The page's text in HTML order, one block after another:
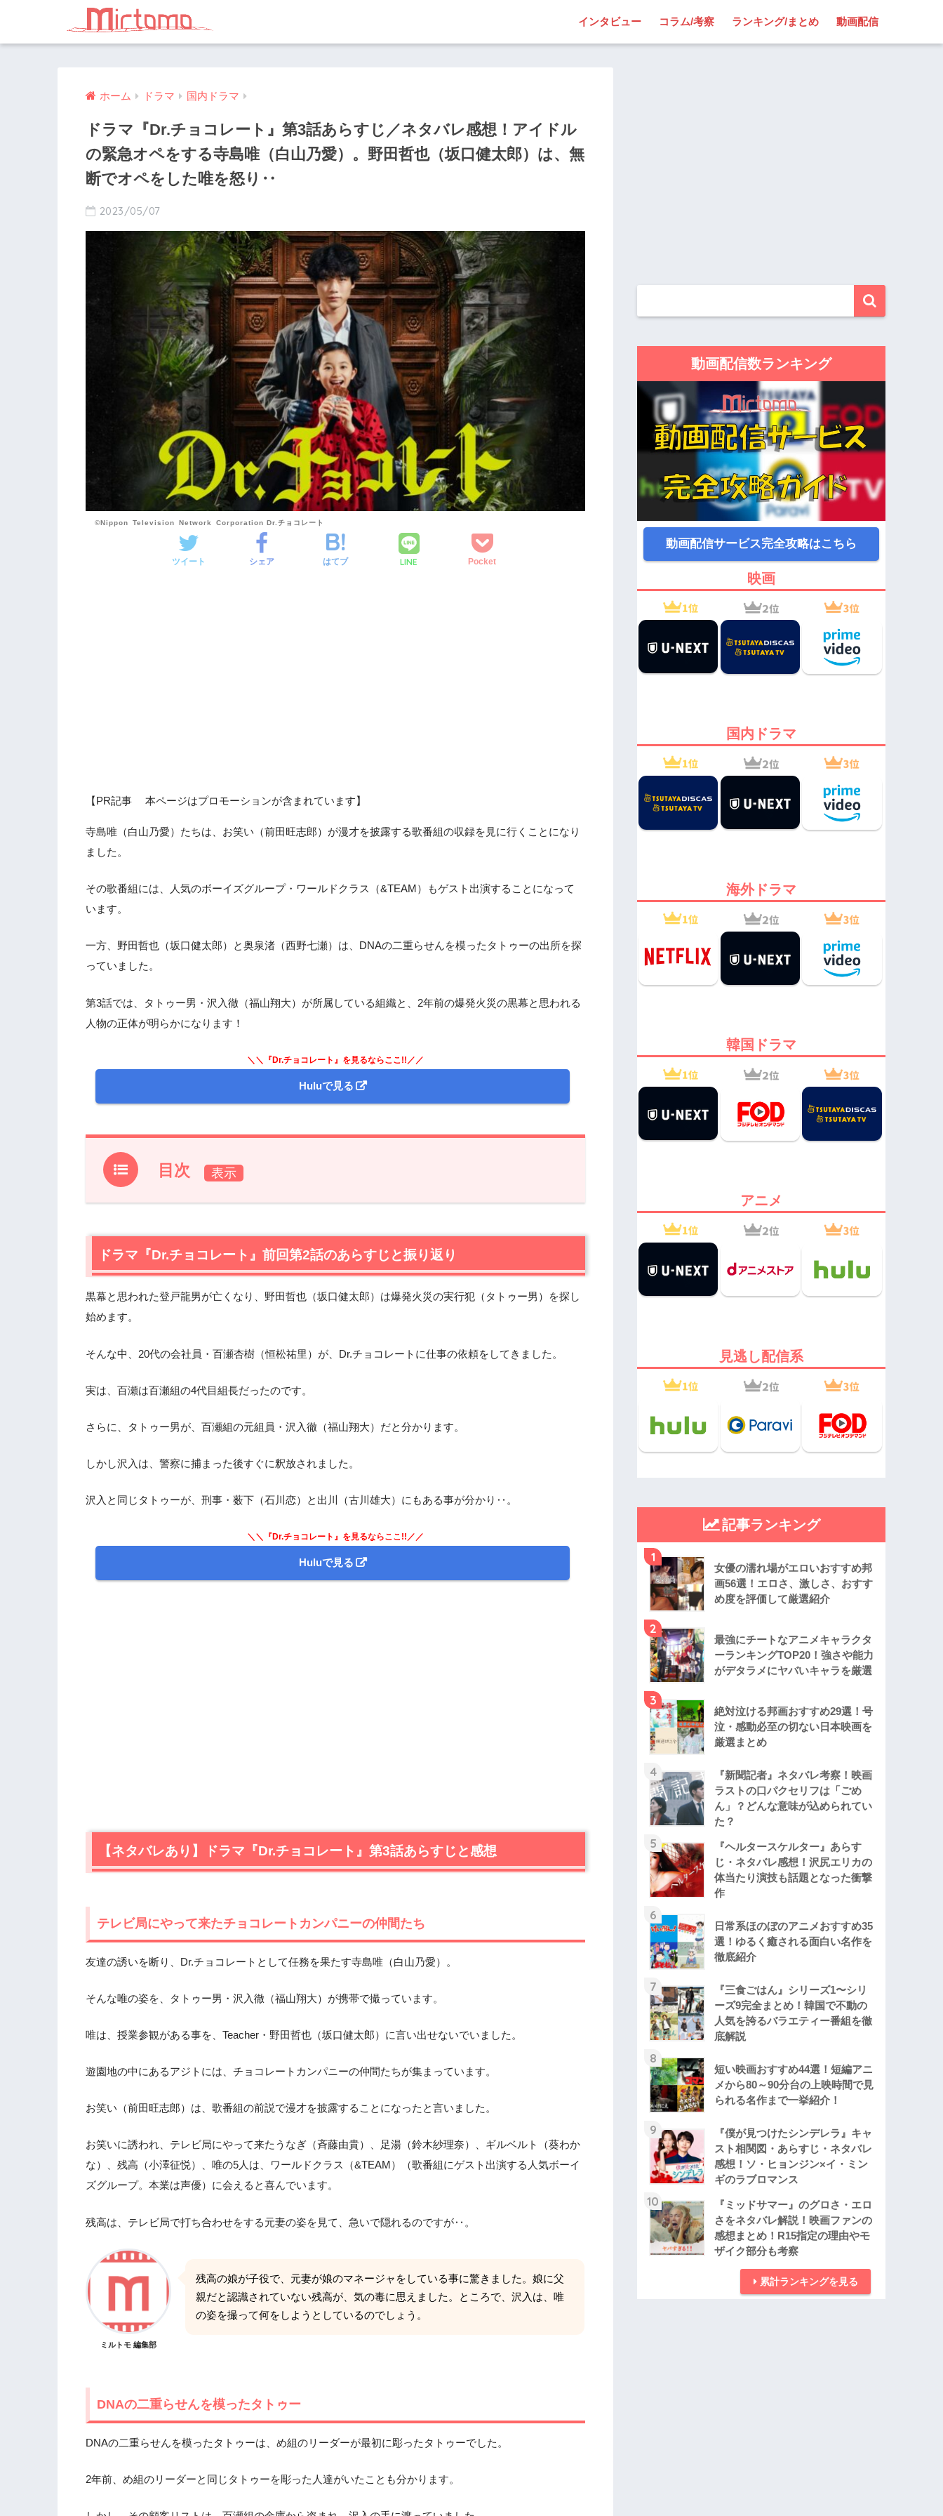
インタビュー コラム/考察 ランキング/まとめ 動画配信
ホーム ドラマ 国内ドラマ
ドラマ『Dr.チョコレート』第3話あらすじ／ネタバレ感想！アイドル
の緊急オペをする寺島唯（白山乃愛）。野田哲也（坂口健太郎）は、無
断でオペをした唯を怒り‥
2023/05/07
©Nippon Television Network Corporation Dr.チョコレート
ツイート シェア はてブ LINE Pocket
【PR記事 本ページはプロモーションが含まれています】
寺島唯（白山乃愛）たちは、お笑い（前田旺志郎）が漫才を披露する歌番組の収録を見に行くことになり
ました。
その歌番組には、人気のボーイズグループ・ワールドクラス（&TEAM）もゲスト出演することになって
います。
一方、野田哲也（坂口健太郎）と奥泉渚（西野七瀬）は、DNAの二重らせんを模ったタトゥーの出所を探
っていました。
第3話では、タトゥー男・沢入徹（福山翔大）が所属している組織と、2年前の爆発火災の黒幕と思われる
人物の正体が明らかになります！
＼＼『Dr.チョコレート』を見るならここ!!／／
Huluで見る
目次
1.ドラマ『Dr.チョコレート』前回第2話のあらすじと振り返り
2.1 テレビ局にやって来たチョコレートカンパニーの仲間たち
2.2DNAの二重らせんを模ったタトゥー
2.3 アイドルを緊急オペする寺島唯（白山乃愛）
ドラマ『Dr.チョコレート』前回第2話のあらすじと振り返り
黒幕と思われた登戸龍男が亡くなり、野田哲也（坂口健太郎）は爆発火災の実行犯（タトゥー男）を探し
始めます。
そんな中、20代の会社員・百瀬杏樹（恒松祐里）が、Dr.チョコレートに仕事の依頼をしてきました。
実は、百瀬は百瀬組の4代目組長だったのです。
さらに、タトゥー男が、百瀬組の元組員・沢入徹（福山翔大）だと分かります。
しかし沢入は、警察に捕まった後すぐに釈放されました。
沢入と同じタトゥーが、刑事・薮下（石川恋）と出川（古川雄大）にもある事が分かり‥。
＼＼『Dr.チョコレート』を見るならここ!!／／
Huluで見る
【ネタバレあり】ドラマ『Dr.チョコレート』第3話あらすじと感想
テレビ局にやって来たチョコレートカンパニーの仲間たち
友達の誘いを断り、Dr.チョコレートとして任務を果たす寺島唯（白山乃愛）。
そんな唯の姿を、タトゥー男・沢入徹（福山翔大）が携帯で撮っています。
唯は、授業参観がある事を、Teacher・野田哲也（坂口健太郎）に言い出せないでいました。
遊園地の中にあるアジトには、チョコレートカンパニーの仲間たちが集まっています。
お笑い（前田旺志郎）は、歌番組の前説で漫才を披露することになったと言いました。
お笑いに誘われ、テレビ局にやって来たうなぎ（斉藤由貴）、足湯（鈴木紗理奈）、ギルベルト（葵わか
な）、残高（小澤征悦）、唯の5人は、ワールドクラス（&TEAM）（歌番組にゲスト出演する人気ボーイ
ズグループ。本業は声優）に会えると喜んでいます。
残高は、テレビ局で打ち合わせをする元妻の姿を見て、急いで隠れるのですが‥。
ミルトモ 編集部
残高の娘が子役で、元妻が娘のマネージャをしている事に驚きました。娘に父
親だと認識されていない残高が、気の毒に思えました。ところで、沢入は、唯
の姿を撮って何をしようとしているのでしょう。
DNAの二重らせんを模ったタトゥー
DNAの二重らせんを模ったタトゥーは、め組のリーダーが最初に彫ったタトゥーでした。
2年前、め組のリーダーと同じタトゥーを彫った人達がいたことも分かります。
動画配信数ランキング
動画配信サービス完全攻略はこちら
映画
国内ドラマ
海外ドラマ
韓国ドラマ
アニメ
見逃し配信系
記事ランキング
1
女優の濡れ場がエロいおすすめ邦
画56選！エロさ、激しさ、おすす
め度を評価して厳選紹介
2
最強にチートなアニメキャラクタ
ーランキングTOP20！強さや能力
がデタラメにヤバいキャラを厳選
3
絶対泣ける邦画おすすめ29選！号
泣・感動必至の切ない日本映画を
厳選まとめ
4
『新聞記者』ネタバレ考察！映画
ラストの口パクセリフは「ごめ
ん」？どんな意味が込められてい
た？
5
『ヘルタースケルター』あらす
じ・ネタバレ感想！沢尻エリカの
体当たり演技も話題となった衝撃
作
6
日常系ほのぼのアニメおすすめ35
選！ゆるく癒される面白い名作を
徹底紹介
7
『三食ごはん』シリーズ1〜シリ
ーズ9完全まとめ！韓国で不動の
人気を誇るバラエティー番組を徹
底解説
8
短い映画おすすめ44選！短編アニ
メから80～90分台の上映時間で見
られる名作まで一挙紹介！
9
『僕が見つけたシンデレラ』キャ
スト相関図・あらすじ・ネタバレ
感想！ソ・ヒョンジン×イ・ミン
ギのラブロマンス
10
『ミッドサマー』のグロさ・エロ
さをネタバレ解説！映画ファンの
感想まとめ！R15指定の理由やモ
ザイク部分も考察
累計ランキングを見る